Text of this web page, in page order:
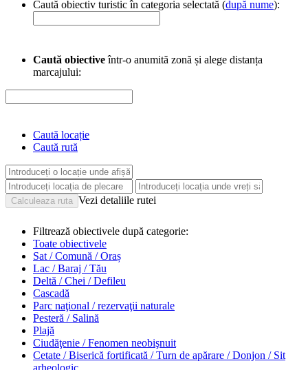
Caută obiectiv turistic în categoria selectată (după nume):
Caută obiectiveîntr-o anumită zonă și alege distanța
marcajului:
Caută locație
Caută rută
Vezi detaliile rutei
Filtrează obiectivele după categorie:
Toate obiectivele
Sat / Comună / Oraș
Lac / Baraj / Tău
Deltă / Chei / Defileu
Cascadă
Parc naţional / rezervaţii naturale
Pesteră / Salină
Plajă
Ciudăţenie / Fenomen neobişnuit
Cetate / Biserică fortificată / Turn de apărare / Donjon / Sit
arheologic